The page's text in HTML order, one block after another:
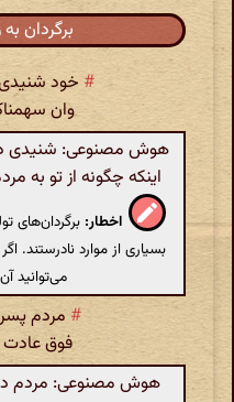
برگردان
# خود
وان
هوش مصنوعی: شنیدی
اینکه چگونه از تو به
اخطار:
بسیاری از موارد نادرستند.
می‌توانید آن
# مردم
فوق عادت
هوش مصنوعی: مردم